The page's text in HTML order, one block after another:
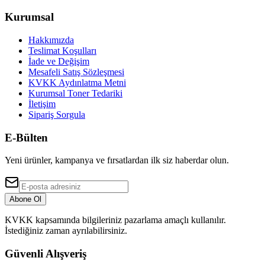
Kurumsal
Hakkımızda
Teslimat Koşulları
İade ve Değişim
Mesafeli Satış Sözleşmesi
KVKK Aydınlatma Metni
Kurumsal Toner Tedariki
İletişim
Sipariş Sorgula
E-Bülten
Yeni ürünler, kampanya ve fırsatlardan ilk siz haberdar olun.
Abone Ol
KVKK kapsamında bilgileriniz pazarlama amaçlı kullanılır.
İstediğiniz zaman ayrılabilirsiniz.
Güvenli Alışveriş